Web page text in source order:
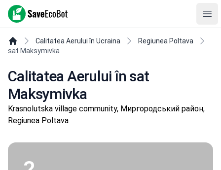
SaveEcoBot
Calitatea Aerului în Ucraina
Regiunea Poltava
sat Maksymivka
Calitatea Aerului în sat
Maksymivka
Krasnolutska village community, Миргородський район,
Regiunea Poltava